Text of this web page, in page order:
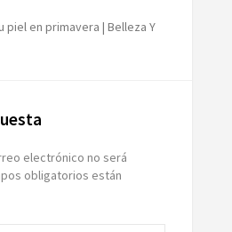
piel en primavera | Belleza Y
electrónico no será
obligatorios están